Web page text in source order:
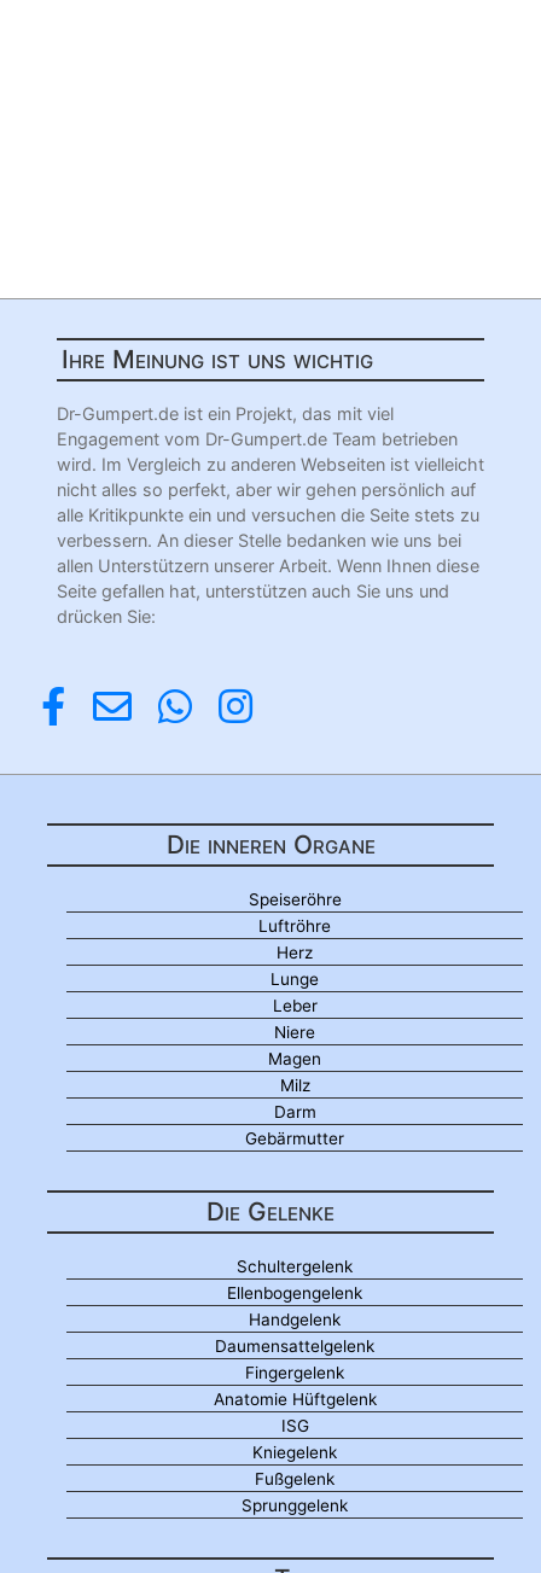
Ihre Meinung ist uns wichtig
Dr-Gumpert.de ist ein Projekt, das mit viel
Engagement vom Dr-Gumpert.de Team betrieben
wird. Im Vergleich zu anderen Webseiten ist vielleicht
nicht alles so perfekt, aber wir gehen persönlich auf
alle Kritikpunkte ein und versuchen die Seite stets zu
verbessern. An dieser Stelle bedanken wie uns bei
allen Unterstützern unserer Arbeit. Wenn Ihnen diese
Seite gefallen hat, unterstützen auch Sie uns und
drücken Sie:
Die inneren Organe
Speiseröhre
Luftröhre
Herz
Lunge
Leber
Niere
Magen
Milz
Darm
Gebärmutter
Die Gelenke
Schultergelenk
Ellenbogengelenk
Handgelenk
Daumensattelgelenk
Fingergelenk
Anatomie Hüftgelenk
ISG
Kniegelenk
Fußgelenk
Sprunggelenk